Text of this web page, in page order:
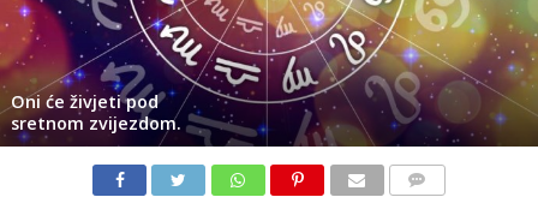
Oni će živjeti pod
sretnom zvijezdom.